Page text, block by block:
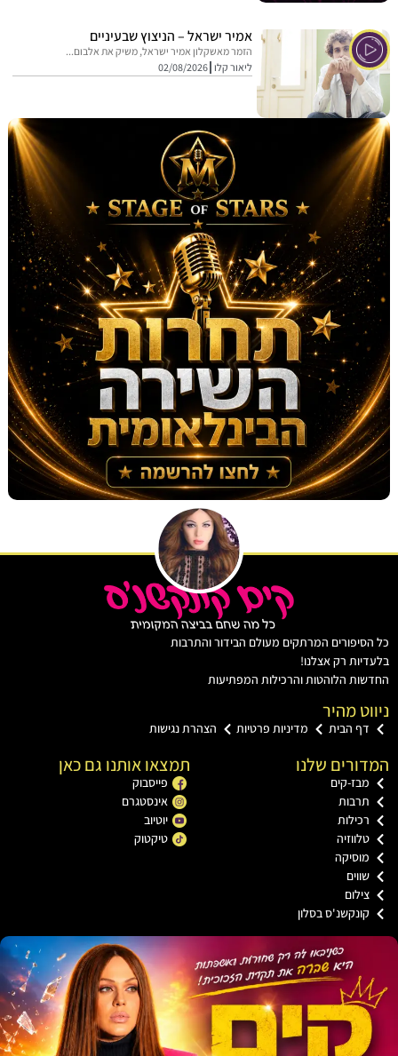
אמיר ישראל – הניצוץ שבעיניים
הזמר מאשקלון אמיר ישראל, משיק את אלבום...
ליאור קלו 02/08/2026
המרתקים מעולם הבידור והתרבות
רק אצלנו!
הלוהטות והרכילות המפתיעות
מהיר
הבית מדיניות פרטיות הצהרת נגישות
שלנו
קים
בסלון
תמצאו אותנו גם כאן
פייסבוק
אינסטגרם
יוטיוב
טיקטוק